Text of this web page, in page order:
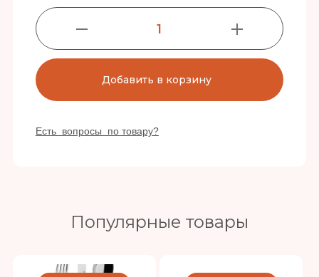
1
Добавить в корзину
Есть вопросы по товару?
Популярные товары